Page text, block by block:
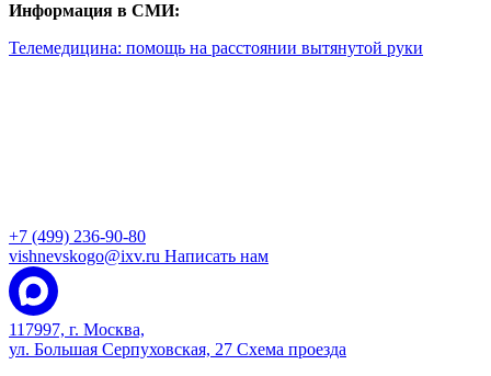
Информация в СМИ:
Телемедицина: помощь на расстоянии вытянутой руки
+7 (499) 236-90-80
vishnevskogo@ixv.ru Написать нам
117997, г. Москва,
ул. Большая Серпуховская, 27 Схема проезда